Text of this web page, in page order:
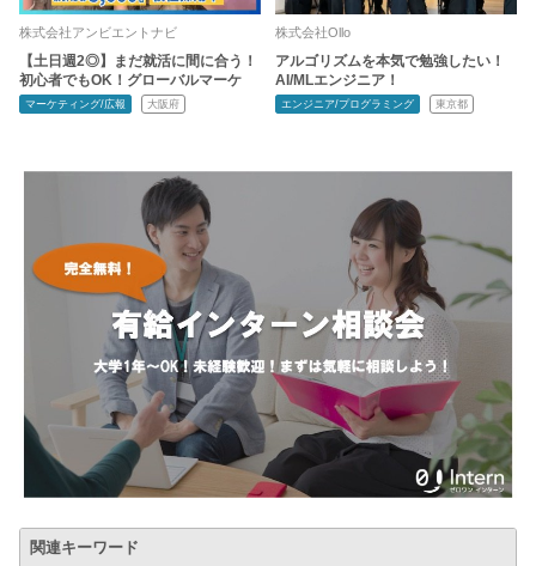
株式会社アンビエントナビ
【土日週2◎】まだ就活に間に合う！
初心者でもOK！グローバルマーケ
マーケティング/広報 大阪府
株式会社Ollo
アルゴリズムを本気で勉強したい！
AI/MLエンジニア！
エンジニア/プログラミング 東京都
関連キーワード